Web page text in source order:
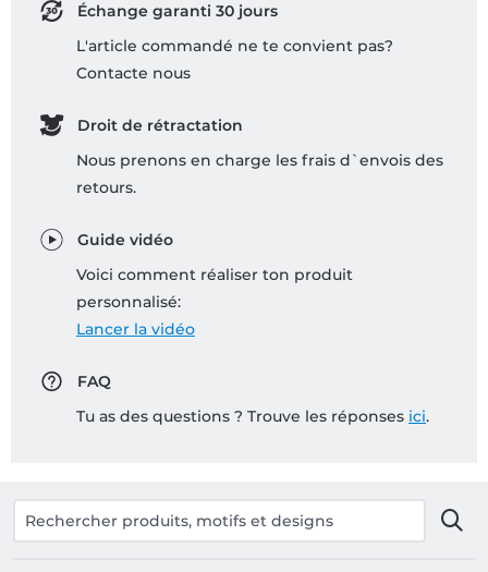
Échange garanti 30 jours
L'article commandé ne te convient pas?
Contacte nous
Droit de rétractation
Nous prenons en charge les frais d`envois des
retours.
Guide vidéo
Voici comment réaliser ton produit
personnalisé:
Lancer la vidéo
FAQ
Tu as des questions ? Trouve les réponses ici.